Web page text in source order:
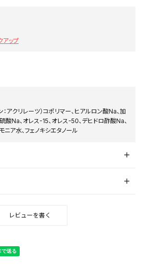
アップ
：アクリレーツ）コポリマー、ヒアルロン酸Na、加
酸Na、オレス-15、オレス-50、デヒドロ酢酸Na、
ニア水、フェノキシエタノール
レビューを書く